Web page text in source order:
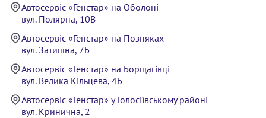
Автосервіс «Генстар» на Оболоні
вул. Полярна, 10В
Автосервіс «Генстар» на Позняках
вул. Затишна, 7Б
Автосервіс «Генстар» на Борщагівці
вул. Велика Кільцева, 4Б
Автосервіс «Генстар» у Голосіївському районі
вул. Кринична, 2